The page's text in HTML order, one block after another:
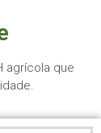
agrícola que